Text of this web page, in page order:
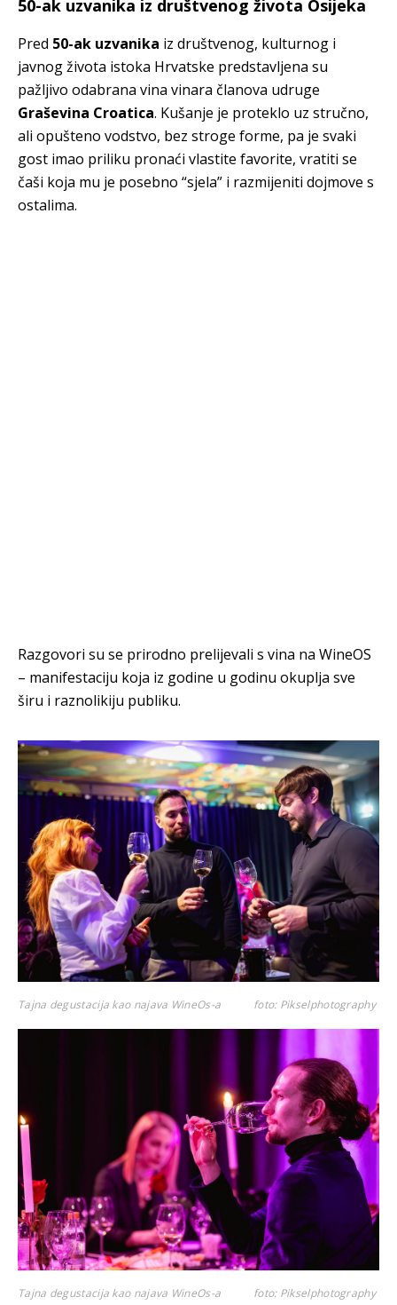
50-ak uzvanika iz društvenog života Osijeka
Pred 50-ak uzvanika iz društvenog, kulturnog i
javnog života istoka Hrvatske predstavljena su
pažljivo odabrana vina vinara članova udruge
Graševina Croatica. Kušanje je proteklo uz stručno,
ali opušteno vodstvo, bez stroge forme, pa je svaki
gost imao priliku pronaći vlastite favorite, vratiti se
čaši koja mu je posebno “sjela” i razmijeniti dojmove s
ostalima.
Razgovori su se prirodno prelijevali s vina na WineOS
– manifestaciju koja iz godine u godinu okuplja sve
širu i raznolikiju publiku.
Tajna degustacija kao najava WineOs-a foto: Pikselphotography
Tajna degustacija kao najava WineOs-a foto: Pikselphotography